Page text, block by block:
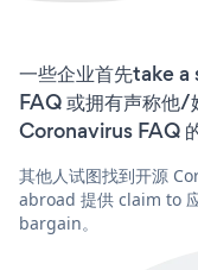
一些企业首先take
FAQ 或拥有声称他
Coronavirus FAQ
其他人试图找到开源
abroad 提供 claim to
bargain。